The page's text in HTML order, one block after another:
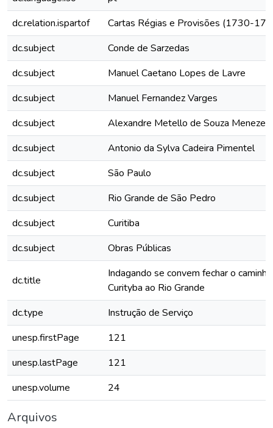
dc.relation.ispartof
Cartas Régias e Provisões (1730-
dc.subject
Conde de Sarzedas
dc.subject
Manuel Caetano Lopes de Lavre
dc.subject
Manuel Fernandez Varges
dc.subject
Alexandre Metello de Souza Menezes
dc.subject
Antonio da Sylva Cadeira Pimentel
dc.subject
São Paulo
dc.subject
Rio Grande de São Pedro
dc.subject
Curitiba
dc.subject
Obras Públicas
dc.title
Indagando se convem fechar o
Curityba ao Rio Grande
dc.type
Instrução de Serviço
unesp.firstPage
121
unesp.lastPage
121
unesp.volume
24
Arquivos